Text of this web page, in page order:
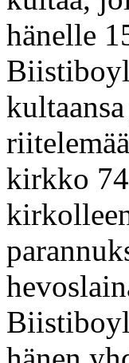
hänelle
kirkko